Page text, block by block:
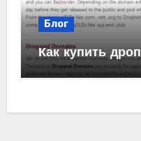
Блог
Как купить дроп